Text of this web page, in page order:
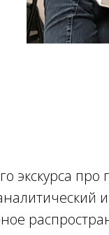
экскурса про